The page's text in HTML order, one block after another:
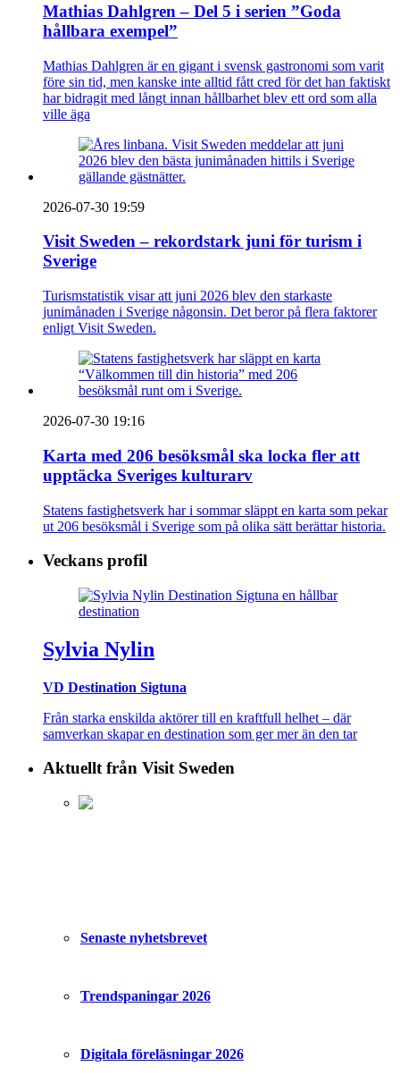
Mathias Dahlgren – Del 5 i serien ”Goda
hållbara exempel”
Mathias Dahlgren är en gigant i svensk gastronomi som varit
före sin tid, men kanske inte alltid fått cred för det han faktiskt
har bidragit med långt innan hållbarhet blev ett ord som alla
ville äga
2026-07-30 19:59
Visit Sweden – rekordstark juni för turism i
Sverige
Turismstatistik visar att juni 2026 blev den starkaste
junimånaden i Sverige någonsin. Det beror på flera faktorer
enligt Visit Sweden.
2026-07-30 19:16
Karta med 206 besöksmål ska locka fler att
upptäcka Sveriges kulturarv
Statens fastighetsverk har i sommar släppt en karta som pekar
ut 206 besöksmål i Sverige som på olika sätt berättar historia.
Veckans profil
Sylvia Nylin
VD Destination Sigtuna
Från starka enskilda aktörer till en kraftfull helhet – där
samverkan skapar en destination som ger mer än den tar
Aktuellt från Visit Sweden
Senaste nyhetsbrevet
Trendspaningar 2026
Digitala föreläsningar 2026